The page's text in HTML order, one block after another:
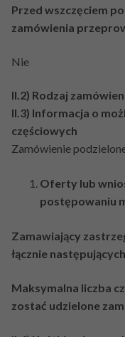
Przed wszczęciem
zamówienia
Nie
II.2) Rodzaj
II.3) Informacja o
częściowych
Zamówienie
Oferty lub
postępowaniu
Zamawiający
łącznie
Maksymalna liczba
zostać udzielone